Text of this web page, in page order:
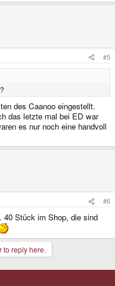
#5
des Caanoo eingestellt.
das letzte mal bei ED war
es nur noch eine handvoll
#6
40 Stück im Shop, die sind
to reply here.